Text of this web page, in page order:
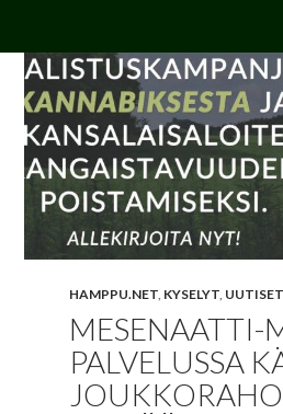
SISÄLTÖÖN
HAMPPU.NET, KYSELYT, UUTISET
MESENAATTI-
PALVELUSSA